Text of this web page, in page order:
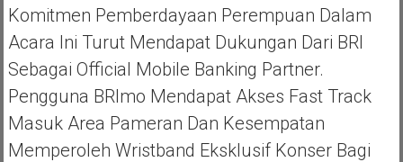
Komitmen Pemberdayaan Perempuan Dalam
Acara Ini Turut Mendapat Dukungan Dari BRI
Sebagai Official Mobile Banking Partner.
Pengguna BRImo Mendapat Akses Fast Track
Masuk Area Pameran Dan Kesempatan
Memperoleh Wristband Eksklusif Konser Bagi